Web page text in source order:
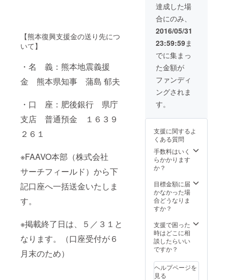
【熊本復興支援金の送り先につ
いて】
・名 義：熊本地震義援
金 熊本県知事 蒲島 郁夫
・口 座：肥後銀行 県庁
支店 普通預金 １６３９
２６１
※FAAVO本部（株式会社
サーチフィールド）から下
記口座へ一括送金いたしま
す。
※掲載終了日は、５／３１と
なります。（口座受付が６
月末のため）
達成した場
合にのみ、
2016/05/31
23:59:59ま
でに集まっ
た金額が
ファンディ
ングされま
す。
支援に関するよ
くある質問
手数料はいく
らかかります
か？
目標金額に届
かなかった場
合どうなりま
すか？
支援で困った
時はどこに相
談したらいい
ですか？
ヘルプページを
見る